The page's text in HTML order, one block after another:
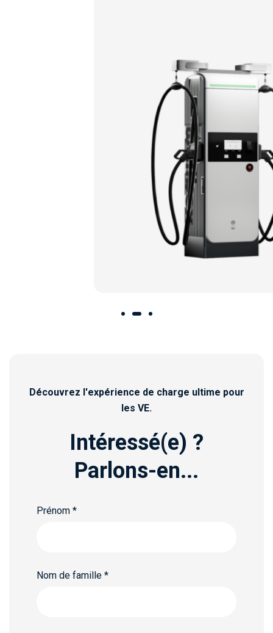
Découvrez l'expérience de charge ultime pour
les VE.
Intéressé(e) ?
Parlons-en...
Prénom *
Nom de famille *